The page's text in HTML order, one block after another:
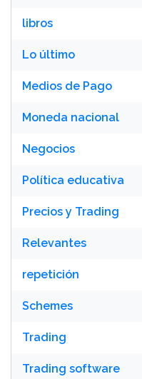
libros
Lo último
Medios de Pago
Moneda nacional
Negocios
Política educativa
Precios y Trading
Relevantes
repetición
Schemes
Trading
Trading software